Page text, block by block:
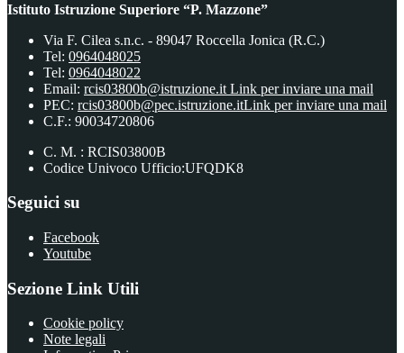
Istituto Istruzione Superiore “P. Mazzone”
Via F. Cilea s.n.c. - 89047 Roccella Jonica (R.C.)
Tel: 0964048025
Tel: 0964048022
Email: rcis03800b@istruzione.it Link per inviare una mail
PEC: rcis03800b@pec.istruzione.itLink per inviare una mail
C.F.: 90034720806
C. M. : RCIS03800B
Codice Univoco Ufficio:UFQDK8
Seguici su
Facebook
Youtube
Sezione Link Utili
Cookie policy
Note legali